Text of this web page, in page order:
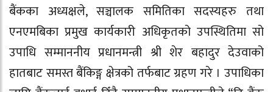
बैंकका अध्यक्षले, सञ्चालक समितिका सदस्यहरु तथा
एनएमबिका प्रमुख कार्यकारी अधिकृतको उपस्थितिमा सो
उपाधि सम्माननीय प्रधानमन्त्री श्री शेर बहादुर देउवाको
हातबाट समस्त बैंकिङ्ग क्षेत्रको तर्फबाट ग्रहण गरे । उपाधिका